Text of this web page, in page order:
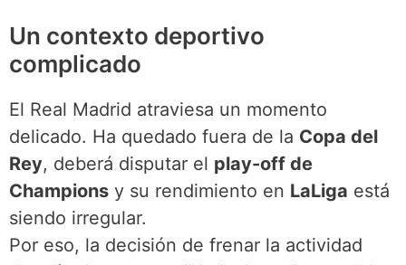
Un contexto deportivo
complicado
El Real Madrid atraviesa un momento
delicado. Ha quedado fuera de la Copa del
Rey, deberá disputar el play-off de
Champions y su rendimiento en LaLiga está
siendo irregular.
Por eso, la decisión de frenar la actividad